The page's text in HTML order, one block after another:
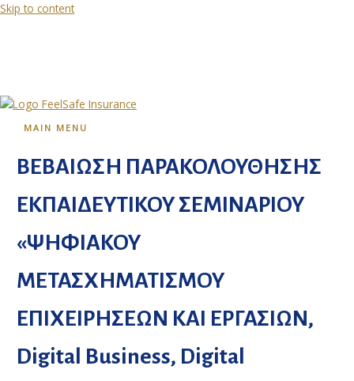
Skip to content
MAIN MENU
ΒΕΒΑΙΩΣΗ ΠΑΡΑΚΟΛΟΥΘΗΣΗΣ
ΕΚΠΑΙΔΕΥΤΙΚΟΥ ΣΕΜΙΝΑΡΙΟΥ
«ΨΗΦΙΑΚΟΥ
ΜΕΤΑΣΧΗΜΑΤΙΣΜΟΥ
ΕΠΙΧΕΙΡΗΣΕΩΝ ΚΑΙ ΕΡΓΑΣΙΩΝ,
Digital Business, Digital